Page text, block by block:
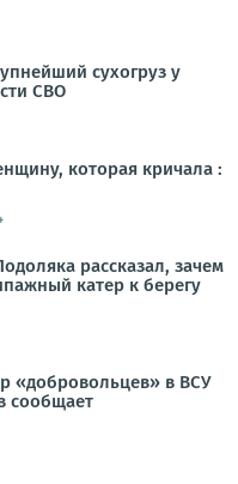
сухогруз у
СВО
которая кричала :
рассказал, зачем
катер к берегу
«добровольцев» в ВСУ
сообщает